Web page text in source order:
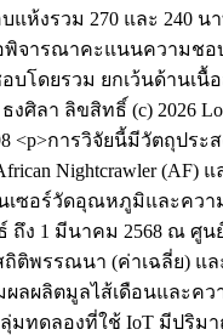
บแห้งรวม 270 และ
จารณาคะแนนความช
โดยรวม ยกเว้นด้านเ
งศิลา ลิขสิทธิ์ (c) 2026
<p>การวิจัยนี้มีวัตถุประ
Nightcrawler
ซอร์วัดอุณหภูมิและควา
ถึง 1 มีนาคม 2568 ณ
พรรณนา (ค่าเฉลี่ย) แล
ผลผลิตมูลไส้เดือนและ
มทดลองที่ใช้ IoT มีป